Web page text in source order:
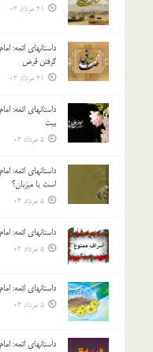
21 مرداد 03
داستانهای ائمه:
گرفتن قرض
21 مرداد 03
داستانهای ائمه:
بیت
5 مرداد 03
داستانهای ائمه:
است یا میزبان؟
5 مرداد 03
داستانهای ائمه:
5 مرداد 03
داستانهای ائمه:
5 مرداد 03
داستانهای ائمه: